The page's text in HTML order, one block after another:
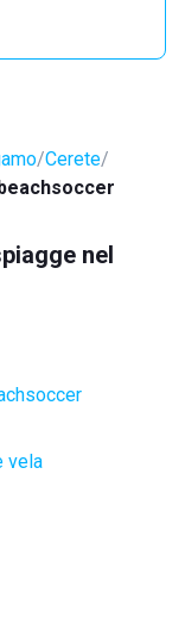
Cerete
nel
vela